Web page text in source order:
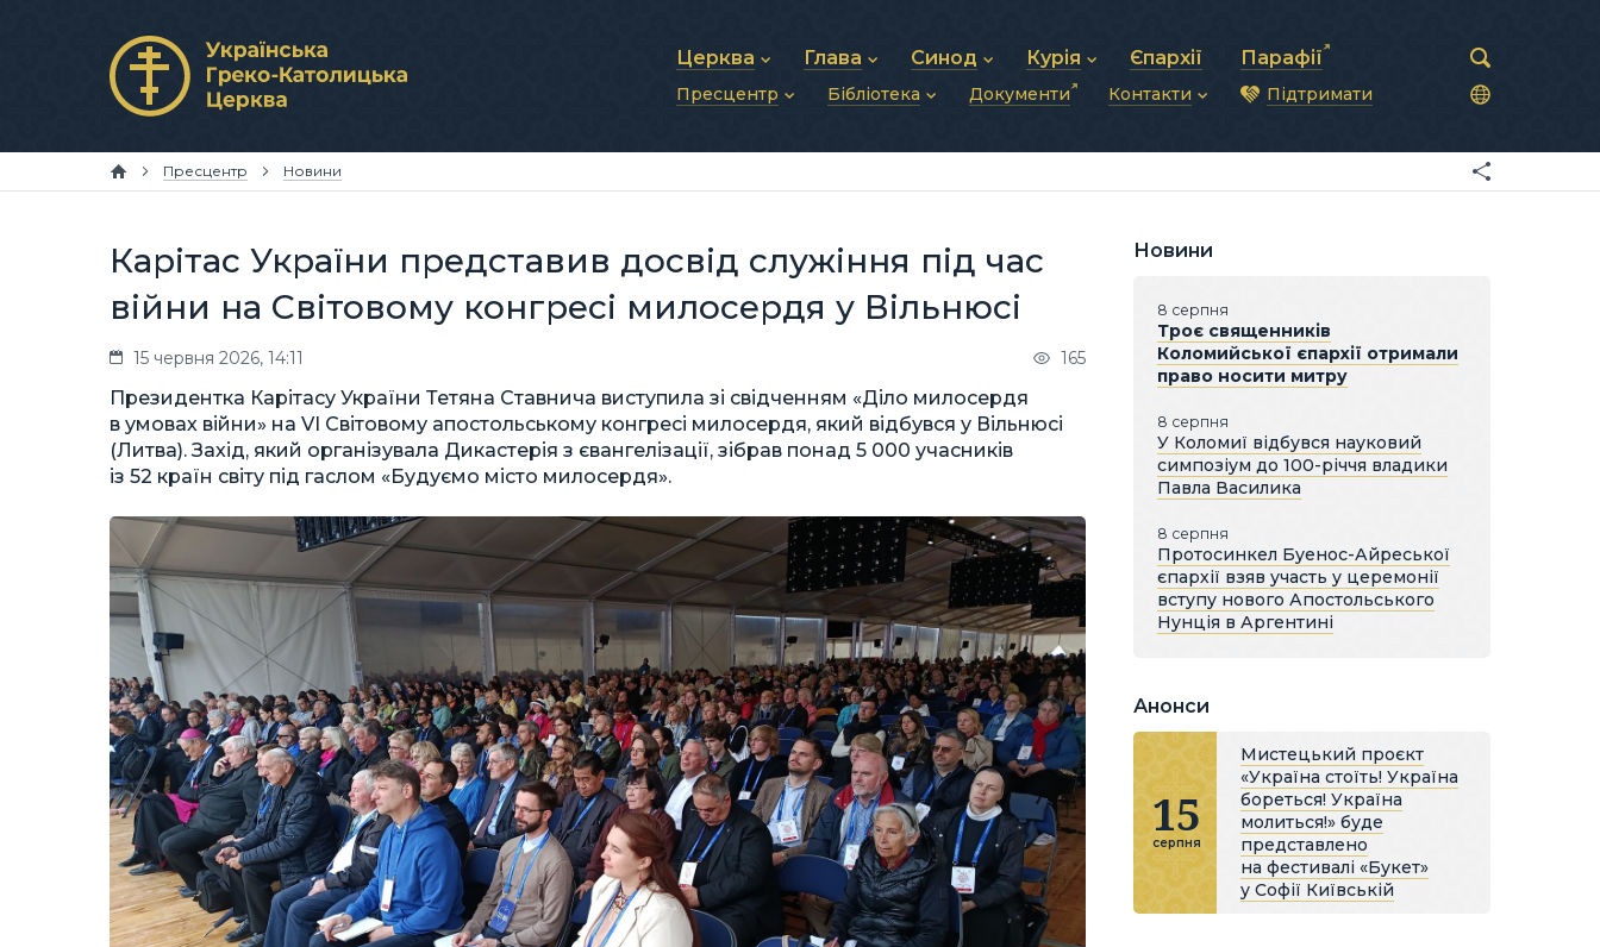
Церква
Про УГКЦ
Структура УГКЦ
Глава
Блаженніший Святослав
Фотографії
Синод
Синод Єпископів
Митрополичі Синоди
Курія
Душпастирська рада
Зв’язки та комунікації
Єпархії Парафії
Пресцентр
Публікації
Фото та відео
Бібліотека
Молитви
Документи Контакти
Синоди Єпископів
Патріарша курія
Підтримати
Пресцентр Новини
Карітас України представив досвід служіння під час
війни на Світовому конгресі милосердя у Вільнюсі
15 червня 2026, 14:11 165
Президентка Карітасу України Тетяна Ставнича виступила зі свідченням «Діло милосердя
в умовах війни» на VI Світовому апостольському конгресі милосердя, який відбувся у Вільнюсі
(Литва). Захід, який організувала Дикастерія з євангелізації, зібрав понад 5 000 учасників
із 52 країн світу під гаслом «Будуємо місто милосердя».
Новини
8 серпня
Троє священників
Коломийської єпархії отримали
право носити митру
8 серпня
У Коломиї відбувся науковий
симпозіум до 100-річчя владики
Павла Василика
8 серпня
Протосинкел Буенос-Айреської
єпархії взяв участь у церемонії
вступу нового Апостольського
Нунція в Аргентині
Анонси
15
серпня
Мистецький проєкт
«Україна стоїть! Україна
бореться! Україна
молиться!» буде
представлено
на фестивалі «Букет»
у Софії Київській